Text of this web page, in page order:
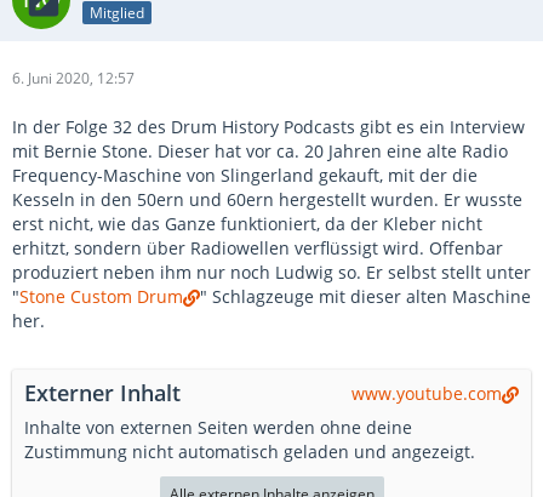
Mitglied
6. Juni 2020, 12:57
In der Folge 32 des Drum History Podcasts gibt es ein Interview
mit Bernie Stone. Dieser hat vor ca. 20 Jahren eine alte Radio
Frequency-Maschine von Slingerland gekauft, mit der die
Kesseln in den 50ern und 60ern hergestellt wurden. Er wusste
erst nicht, wie das Ganze funktioniert, da der Kleber nicht
erhitzt, sondern über Radiowellen verflüssigt wird. Offenbar
produziert neben ihm nur noch Ludwig so. Er selbst stellt unter
"Stone Custom Drum
" Schlagzeuge mit dieser alten Maschine
her.
Externer Inhalt
www.youtube.com
Inhalte von externen Seiten werden ohne deine
Zustimmung nicht automatisch geladen und angezeigt.